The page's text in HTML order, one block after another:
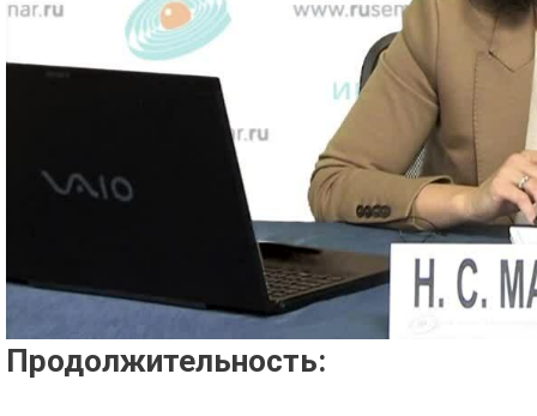
Продолжительность: